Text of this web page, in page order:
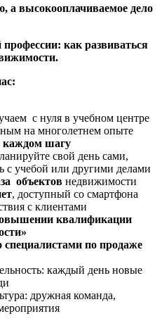
а высокооплачиваемое дело
как развиваться
с нуля в учебном центре
на многолетнем опыте
шагу
свой день сами,
с учебой или другими делами
объектов недвижимости
, доступный со смартфона
с клиентами
квалификации
специалистами по продаже
каждый день новые
дружная команда,
и мероприятия